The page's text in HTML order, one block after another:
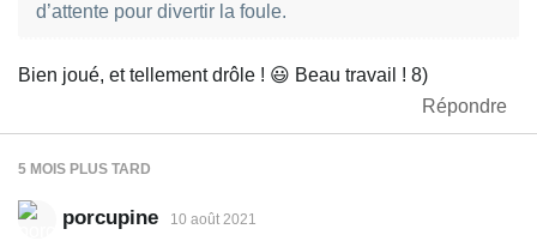
d’attente pour divertir la foule.
Bien joué, et tellement drôle ! 😃 Beau travail ! 8)
Répondre
5 MOIS PLUS TARD
porcupine 10 août 2021